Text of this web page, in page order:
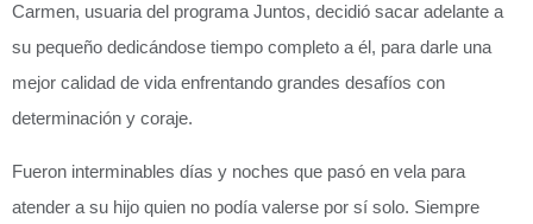
Carmen, usuaria del programa Juntos, decidió sacar adelante a
su pequeño dedicándose tiempo completo a él, para darle una
mejor calidad de vida enfrentando grandes desafíos con
determinación y coraje.
Fueron interminables días y noches que pasó en vela para
atender a su hijo quien no podía valerse por sí solo. Siempre